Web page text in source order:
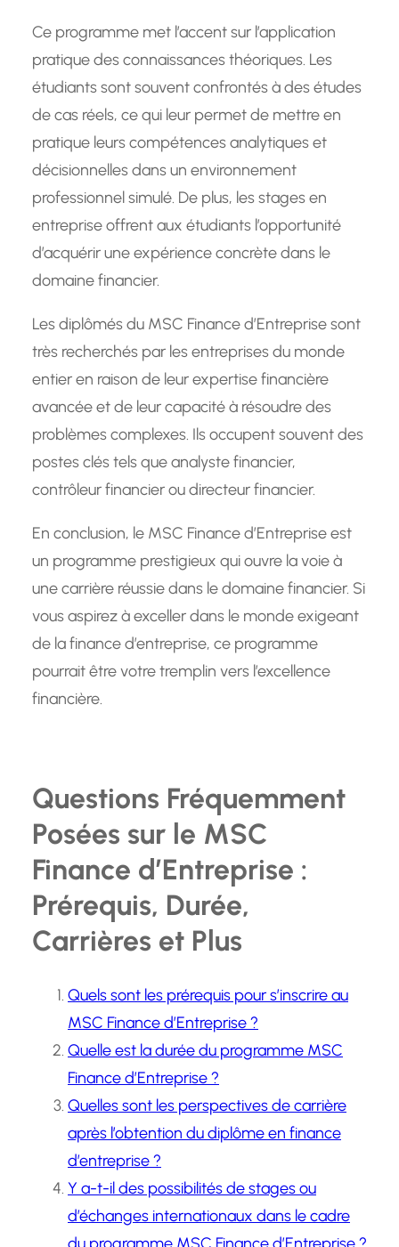
Ce programme met l’accent sur l’application
pratique des connaissances théoriques. Les
étudiants sont souvent confrontés à des études
de cas réels, ce qui leur permet de mettre en
pratique leurs compétences analytiques et
décisionnelles dans un environnement
professionnel simulé. De plus, les stages en
entreprise offrent aux étudiants l’opportunité
d’acquérir une expérience concrète dans le
domaine financier.
Les diplômés du MSC Finance d’Entreprise sont
très recherchés par les entreprises du monde
entier en raison de leur expertise financière
avancée et de leur capacité à résoudre des
problèmes complexes. Ils occupent souvent des
postes clés tels que analyste financier,
contrôleur financier ou directeur financier.
En conclusion, le MSC Finance d’Entreprise est
un programme prestigieux qui ouvre la voie à
une carrière réussie dans le domaine financier. Si
vous aspirez à exceller dans le monde exigeant
de la finance d’entreprise, ce programme
pourrait être votre tremplin vers l’excellence
financière.
Questions Fréquemment
Posées sur le MSC
Finance d’Entreprise :
Prérequis, Durée,
Carrières et Plus
Quels sont les prérequis pour s’inscrire au
MSC Finance d’Entreprise ?
Quelle est la durée du programme MSC
Finance d’Entreprise ?
Quelles sont les perspectives de carrière
après l’obtention du diplôme en finance
d’entreprise ?
Y a-t-il des possibilités de stages ou
d’échanges internationaux dans le cadre